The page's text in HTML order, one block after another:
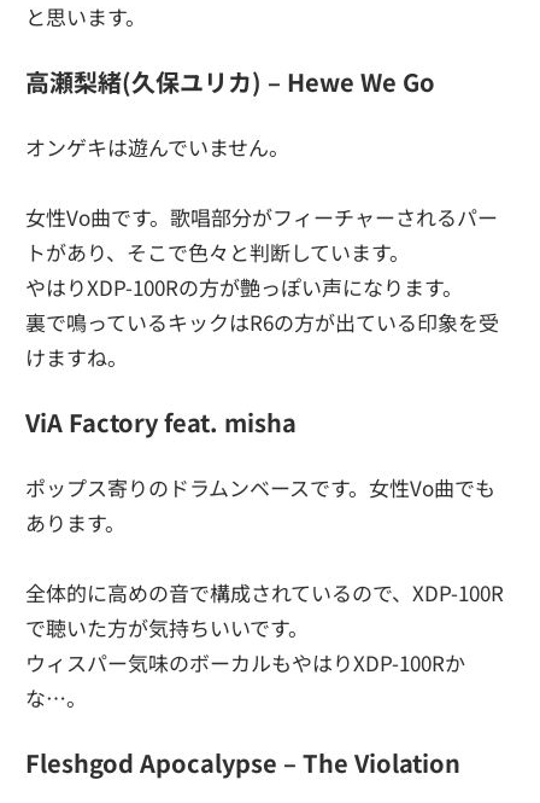
と思います。
高瀬梨緒(久保ユリカ) – Hewe We Go
オンゲキは遊んでいません。
女性Vo曲です。歌唱部分がフィーチャーされるパー
トがあり、そこで色々と判断しています。
やはりXDP-100Rの方が艶っぽい声になります。
裏で鳴っているキックはR6の方が出ている印象を受
けますね。
ViA Factory feat. misha
ポップス寄りのドラムンベースです。女性Vo曲でも
あります。
全体的に高めの音で構成されているので、XDP-100R
で聴いた方が気持ちいいです。
ウィスパー気味のボーカルもやはりXDP-100Rか
な…。
Fleshgod Apocalypse – The Violation